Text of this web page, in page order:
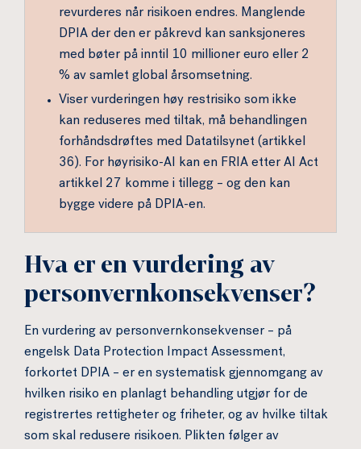
revurderes når risikoen endres. Manglende
DPIA der den er påkrevd kan sanksjoneres
med bøter på inntil 10 millioner euro eller 2
% av samlet global årsomsetning.
Viser vurderingen høy restrisiko som ikke
kan reduseres med tiltak, må behandlingen
forhåndsdrøftes med Datatilsynet (artikkel
36). For høyrisiko-AI kan en FRIA etter AI Act
artikkel 27 komme i tillegg – og den kan
bygge videre på DPIA-en.
Hva er en vurdering av
personvernkonsekvenser?
En vurdering av personvernkonsekvenser – på
engelsk Data Protection Impact Assessment,
forkortet DPIA – er en systematisk gjennomgang av
hvilken risiko en planlagt behandling utgjør for de
registrertes rettigheter og friheter, og av hvilke tiltak
som skal redusere risikoen. Plikten følger av